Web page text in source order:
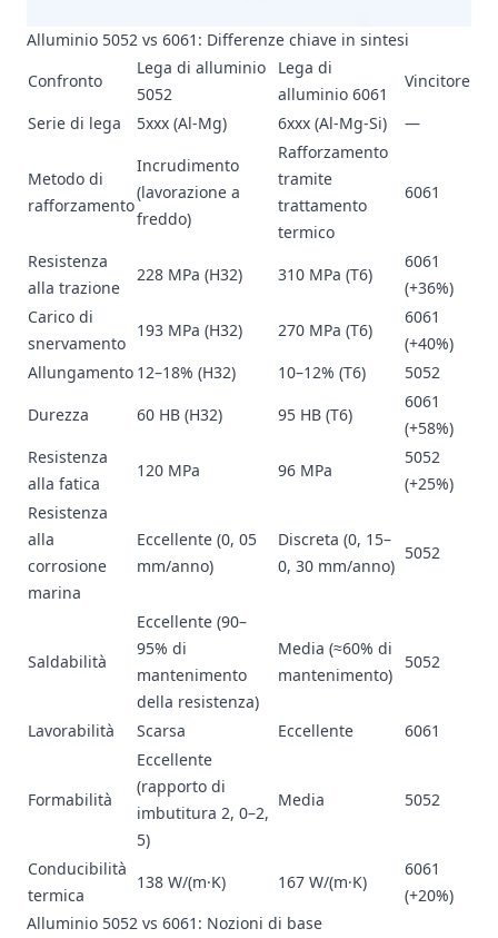
Alluminio 5052 vs 6061: Differenze chiave in sintesi
Confronto
Lega di alluminio
5052
Lega di
alluminio 6061
Vincitore
Serie di lega
5xxx (Al-Mg) 6xxx (Al-Mg-Si) —
Metodo di
rafforzamento
Incrudimento
(lavorazione a
freddo)
Rafforzamento
tramite
trattamento
termico
6061
Resistenza
alla trazione
228 MPa (H32) 310 MPa (T6)
6061
(+36%)
Carico di
snervamento
193 MPa (H32) 270 MPa (T6)
6061
(+40%)
Allungamento 12–18% (H32) 10–12% (T6)
5052
Durezza
60 HB (H32) 95 HB (T6)
6061
(+58%)
Resistenza
alla fatica
120 MPa 96 MPa
5052
(+25%)
Resistenza
alla
corrosione
marina
Eccellente (0, 05
mm/anno)
Discreta (0, 15–
0, 30 mm/anno)
5052
Saldabilità
Eccellente (90–
95% di
mantenimento
della resistenza)
Media (≈60% di
mantenimento)
5052
Lavorabilità Scarsa Eccellente 6061
Formabilità
Eccellente
(rapporto di
imbutitura 2, 0–2,
5)
Media 5052
Conducibilità
termica
138 W/(m·K) 167 W/(m·K)
6061
(+20%)
Alluminio 5052 vs 6061: Nozioni di base